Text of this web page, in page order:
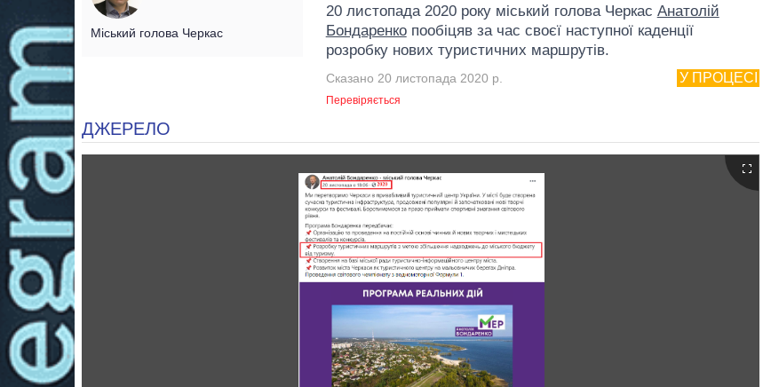
Міський голова Черкас
20 листопада 2020 року міський голова Черкас Анатолій
Бондаренкопообіцяв за час своєї наступної каденції
розробку нових туристичних маршрутів.
У ПРОЦЕСІ
Сказано 20 листопада 2020 р.
Перевіряється
ДЖЕРЕЛО